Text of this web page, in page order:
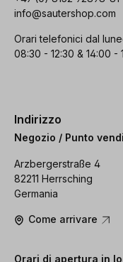
info@sautershop.com
Orari telefonici dal
08:30 - 12:30 & 14:00 -
Indirizzo
Negozio / Punto
Arzbergerstraße 4
82211 Herrsching
Germania
Come arrivare
Orari di apertura in